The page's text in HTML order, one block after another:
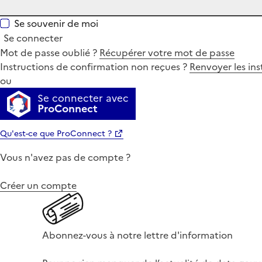
Se souvenir de moi
Se connecter
Mot de passe oublié ? Récupérer votre mot de passe
Instructions de confirmation non reçues ? Renvoyer les
ou
Se connecter avec
ProConnect
Qu'est-ce que ProConnect ?
Vous n'avez pas de compte ?
Créer un compte
Abonnez-vous à notre lettre d'information